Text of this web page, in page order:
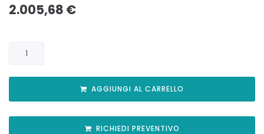
2.005,68 €
AGGIUNGI AL CARRELLO
RICHIEDI PREVENTIVO